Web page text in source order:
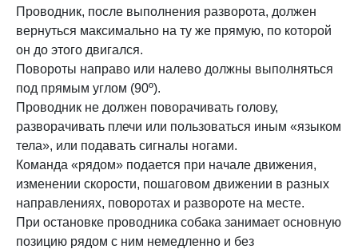
Проводник, после выполнения разворота, должен
вернуться максимально на ту же прямую, по которой
он до этого двигался.
Повороты направо или налево должны выполняться
под прямым углом (90º).
Проводник не должен поворачивать голову,
разворачивать плечи или пользоваться иным «языком
тела», или подавать сигналы ногами.
Команда «рядом» подается при начале движения,
изменении скорости, пошаговом движении в разных
направлениях, поворотах и развороте на месте.
При остановке проводника собака занимает основную
позицию рядом с ним немедленно и без